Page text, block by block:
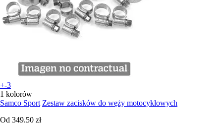
+-3
1 kolorów
Samco Sport Zestaw zacisków do węży motocyklowych
Od 349,50 zł